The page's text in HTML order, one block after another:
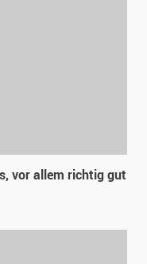
vor allem richtig gut